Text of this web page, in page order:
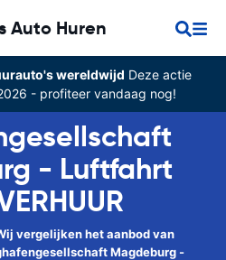
Auto Huren
wereldwijd Deze actie
- profiteer vandaag nog!
- Luftfahrt
vergelijken het aanbod van
Magdeburg -